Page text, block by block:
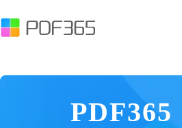
PDF365